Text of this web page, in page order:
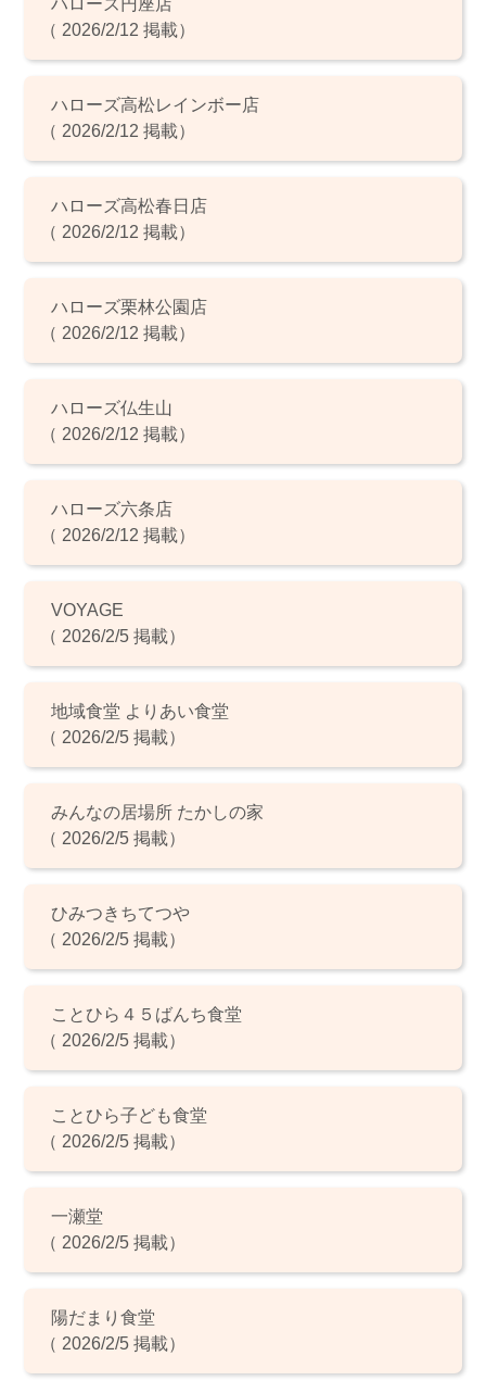
ハローズ円座店
（ 2026/2/12 掲載）
ハローズ高松レインボー店
（ 2026/2/12 掲載）
ハローズ高松春日店
（ 2026/2/12 掲載）
ハローズ栗林公園店
（ 2026/2/12 掲載）
ハローズ仏生山
（ 2026/2/12 掲載）
ハローズ六条店
（ 2026/2/12 掲載）
VOYAGE
（ 2026/2/5 掲載）
地域食堂 よりあい食堂
（ 2026/2/5 掲載）
みんなの居場所 たかしの家
（ 2026/2/5 掲載）
ひみつきちてつや
（ 2026/2/5 掲載）
ことひら４５ばんち食堂
（ 2026/2/5 掲載）
ことひら子ども食堂
（ 2026/2/5 掲載）
一瀬堂
（ 2026/2/5 掲載）
陽だまり食堂
（ 2026/2/5 掲載）